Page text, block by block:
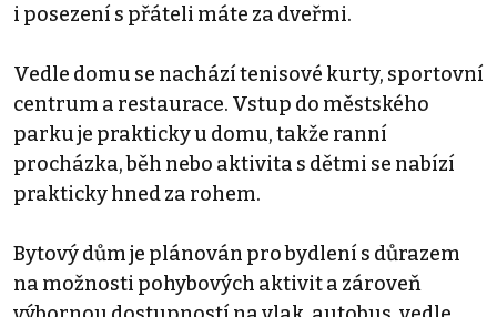
i posezení s přáteli máte za dveřmi.
Vedle domu se nachází tenisové kurty, sportovní
centrum a restaurace. Vstup do městského
parku je prakticky u domu, takže ranní
procházka, běh nebo aktivita s dětmi se nabízí
prakticky hned za rohem.
Bytový dům je plánován pro bydlení s důrazem
na možnosti pohybových aktivit a zároveň